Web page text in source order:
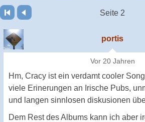
Seite 2
Vor Letzte
portis
Vor 20 Jahren
Hm, Cracy ist ein verdamt cooler
viele Erinerungen an Irische Pubs,
und langen sinnlosen diskusionen
Dem Rest des Albums kann ich aber